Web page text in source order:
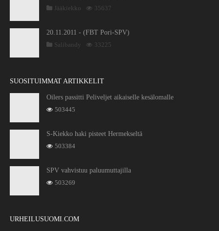
Jääkiekko
35637
20.11.2011 - (FBT Pori-SPV)
Salibandy
33225
SUOSITUIMMAT ARTIKKELIT
Oilers passitti Peliveljet aikaiselle kesälomalle
503445
S-Kiekko haki pisteet Hermekseltä
503384
SPV vahvistuu paluumuttajilla
503269
URHEILUSUOMI.COM